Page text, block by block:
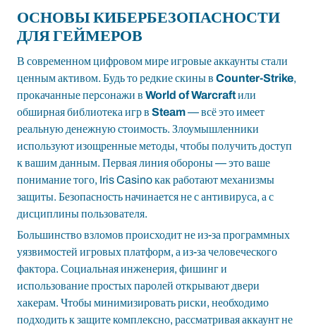
ОСНОВЫ КИБЕРБЕЗОПАСНОСТИ
ДЛЯ ГЕЙМЕРОВ
В современном цифровом мире игровые аккаунты стали
ценным активом. Будь то редкие скины в Counter-Strike,
прокачанные персонажи в World of Warcraftили
обширная библиотека игр в Steam— всё это имеет
реальную денежную стоимость. Злоумышленники
используют изощренные методы, чтобы получить доступ
к вашим данным. Первая линия обороны — это ваше
понимание того, Iris Casinoкак работают механизмы
защиты. Безопасность начинается не с антивируса, а с
дисциплины пользователя.
Большинство взломов происходит не из-за программных
уязвимостей игровых платформ, а из-за человеческого
фактора. Социальная инженерия, фишинг и
использование простых паролей открывают двери
хакерам. Чтобы минимизировать риски, необходимо
подходить к защите комплексно, рассматривая аккаунт не